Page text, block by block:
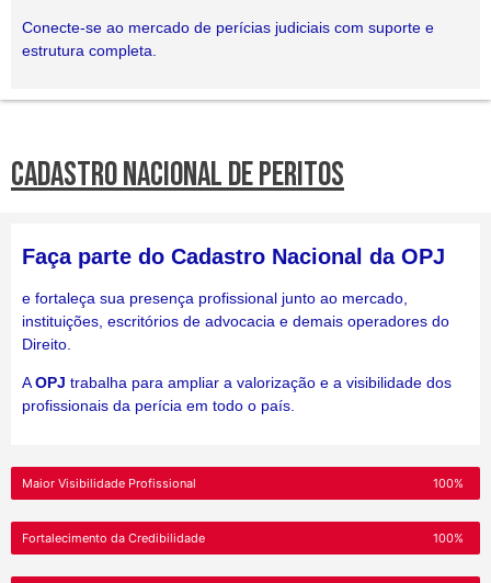
Conecte-se ao mercado de perícias judiciais com suporte e
estrutura completa.
CADASTRO NACIONAL DE PERITOS
Faça parte do Cadastro Nacional da OPJ
e fortaleça sua presença profissional junto ao mercado,
instituições, escritórios de advocacia e demais operadores do
Direito.
AOPJ trabalha para ampliar a valorização e a visibilidade dos
profissionais da perícia em todo o país.
Maior Visibilidade Profissional 100%
Fortalecimento da Credibilidade 100%